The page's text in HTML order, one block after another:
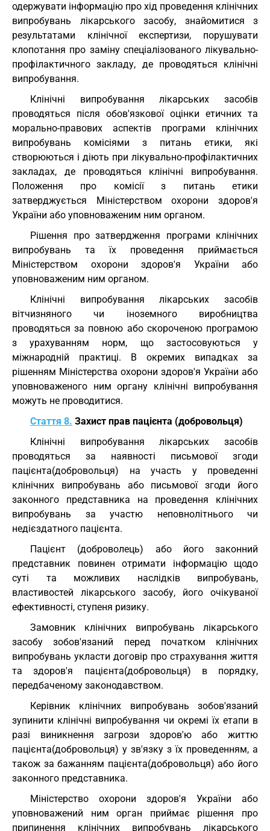
одержувати інформацію про хід проведення клінічних
випробувань лікарського засобу, знайомитися з
результатами клінічної експертизи, порушувати
клопотання про заміну спеціалізованого лікувально-
профілактичного закладу, де проводяться клінічні
випробування.
Клінічні випробування лікарських засобів
проводяться після обов'язкової оцінки етичних та
морально-правових аспектів програми клінічних
випробувань комісіями з питань етики, які
створюються і діють при лікувально-профілактичних
закладах, де проводяться клінічні випробування.
Положення про комісії з питань етики
затверджується Міністерством охорони здоров'я
України або уповноваженим ним органом.
Рішення про затвердження програми клінічних
випробувань та їх проведення приймається
Міністерством охорони здоров'я України або
уповноваженим ним органом.
Клінічні випробування лікарських засобів
вітчизняного чи іноземного виробництва
проводяться за повною або скороченою програмою
з урахуванням норм, що застосовуються у
міжнародній практиці. В окремих випадках за
рішенням Міністерства охорони здоров'я України або
уповноваженого ним органу клінічні випробування
можуть не проводитися.
Стаття 8. Захист прав пацієнта (добровольця)
Клінічні випробування лікарських засобів
проводяться за наявності письмової згоди
пацієнта(добровольця) на участь у проведенні
клінічних випробувань або письмової згоди його
законного представника на проведення клінічних
випробувань за участю неповнолітнього чи
недієздатного пацієнта.
Пацієнт (доброволець) або його законний
представник повинен отримати інформацію щодо
суті та можливих наслідків випробувань,
властивостей лікарського засобу, його очікуваної
ефективності, ступеня ризику.
Замовник клінічних випробувань лікарського
засобу зобов'язаний перед початком клінічних
випробувань укласти договір про страхування життя
та здоров'я пацієнта(добровольця) в порядку,
передбаченому законодавством.
Керівник клінічних випробувань зобов'язаний
зупинити клінічні випробування чи окремі їх етапи в
разі виникнення загрози здоров'ю або життю
пацієнта(добровольця) у зв'язку з їх проведенням, а
також за бажанням пацієнта(добровольця) або його
законного представника.
Міністерство охорони здоров'я України або
уповноважений ним орган приймає рішення про
припинення клінічних випробувань лікарського